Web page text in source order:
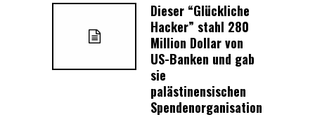
Dieser “Glückliche
Hacker” stahl 280
Million Dollar von
US-Banken und gab
sie
palästinensischen
Spendenorganisationen